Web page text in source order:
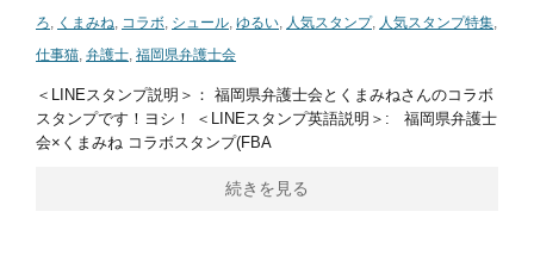
ろ, くまみね, コラボ, シュール, ゆるい, 人気スタンプ, 人気スタンプ特集,
仕事猫, 弁護士, 福岡県弁護士会
＜LINEスタンプ説明＞： 福岡県弁護士会とくまみねさんのコラボ
スタンプです！ヨシ！ ＜LINEスタンプ英語説明＞: 福岡県弁護士
会×くまみね コラボスタンプ(FBA
続きを見る